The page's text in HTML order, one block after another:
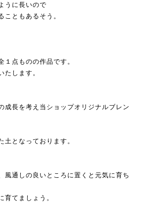
うに長いので
こともあるそう。
１点ものの作品です。
たします。
成長を考え当ショップオリジナルブレン
土となっております。
風通しの良いところに置くと元気に育ち
育てましょう。